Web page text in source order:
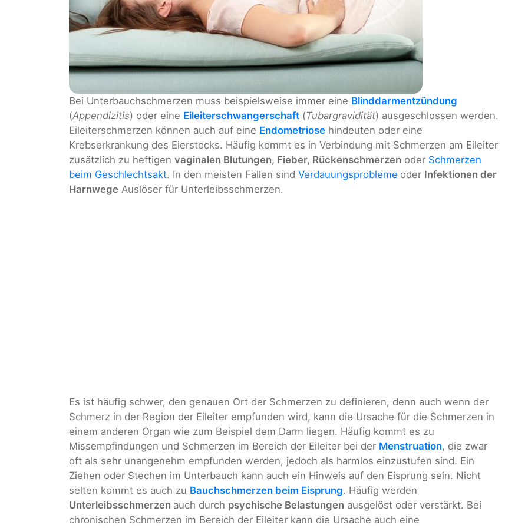
Bei Unterbauchschmerzen muss beispielsweise immer eine Blinddarmentzündung
(Appendizitis) oder eine Eileiterschwangerschaft (Tubargravidität) ausgeschlossen werden.
Eileiterschmerzen können auch auf eine Endometriose hindeuten oder eine
Krebserkrankung des Eierstocks. Häufig kommt es in Verbindung mit Schmerzen am Eileiter
zusätzlich zu heftigen vaginalen Blutungen, Fieber, Rückenschmerzen oder Schmerzen
beim Geschlechtsakt. In den meisten Fällen sind Verdauungsprobleme oder Infektionen der
Harnwege Auslöser für Unterleibsschmerzen.
Es ist häufig schwer, den genauen Ort der Schmerzen zu definieren, denn auch wenn der
Schmerz in der Region der Eileiter empfunden wird, kann die Ursache für die Schmerzen in
einem anderen Organ wie zum Beispiel dem Darm liegen. Häufig kommt es zu
Missempfindungen und Schmerzen im Bereich der Eileiter bei der Menstruation, die zwar
oft als sehr unangenehm empfunden werden, jedoch als harmlos einzustufen sind. Ein
Ziehen oder Stechen im Unterbauch kann auch ein Hinweis auf den Eisprung sein. Nicht
selten kommt es auch zu Bauchschmerzen beim Eisprung. Häufig werden
Unterleibsschmerzen auch durch psychische Belastungen ausgelöst oder verstärkt. Bei
chronischen Schmerzen im Bereich der Eileiter kann die Ursache auch eine